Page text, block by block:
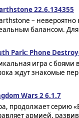
22.6.134355
– невероятно
балансом.
Park: Phone
игра с боями
ждут знакомые
Wars 2 6.1.7
продолжает серию
армией,